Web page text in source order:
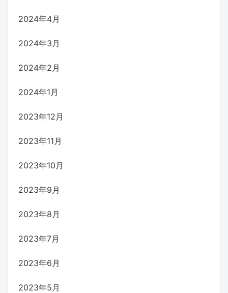
2024年4月
2024年3月
2024年2月
2024年1月
2023年12月
2023年11月
2023年10月
2023年9月
2023年8月
2023年7月
2023年6月
2023年5月